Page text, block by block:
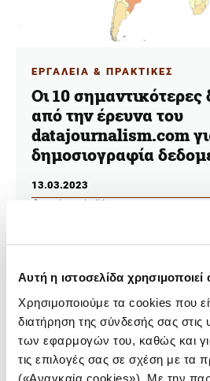
Αυτή η ιστοσελίδα χρησιμοποιεί
Χρησιμοποιούμε τα cookies που
διατήρηση της σύνδεσής σας στις
των εφαρμογών του, καθώς και
τις επιλογές σας σε σχέση με τα
(«Αναγκαία cookies»). Με την
ΕΡΓΑΛΕΙΑ & ΠΡΑΚΤΙΚΕΣ
Οι 10 σημαντικότερες
από την έρευνα του
datajournalism.com
δημοσιογραφία
13.03.2023
Andrea Abellán
Ποια είναι τα δέκα κυριότερα
δημοσιογραφία δεδομένων